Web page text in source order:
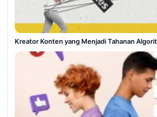
Kreator Konten yang Menjadi Tahanan